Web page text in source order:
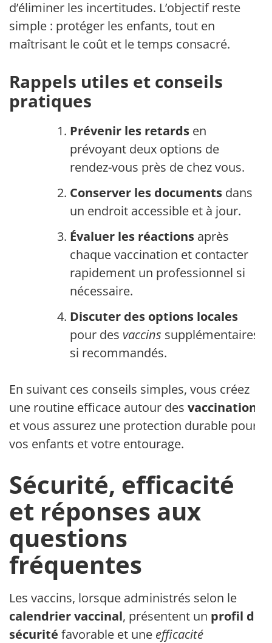
d’éliminer les incertitudes. L’objectif reste
simple : protéger les enfants, tout en
maîtrisant le coût et le temps consacré.
Rappels utiles et conseils
pratiques
Prévenir les retards en
prévoyant deux options de
rendez-vous près de chez vous.
Conserver les documents dans
un endroit accessible et à jour.
Évaluer les réactions après
chaque vaccination et contacter
rapidement un professionnel si
nécessaire.
Discuter des options locales
pour des vaccins supplémentaires
si recommandés.
En suivant ces conseils simples, vous créez
une routine efficace autour des vaccinations
et vous assurez une protection durable pour
vos enfants et votre entourage.
Sécurité, efficacité
et réponses aux
questions
fréquentes
Les vaccins, lorsque administrés selon le
calendrier vaccinal, présentent un profil de
sécurité favorable et une efficacité